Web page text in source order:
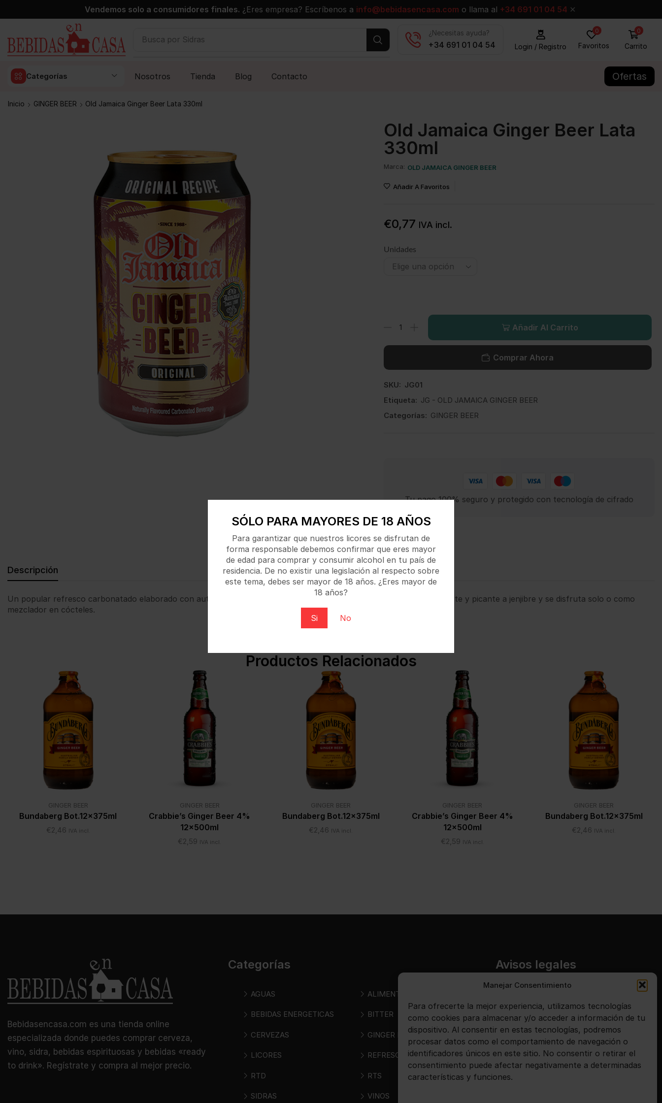
Manejar Consentimiento
Para ofrecerte la mejor experiencia, utilizamos tecnologías
como cookies para almacenar y/o acceder a información de tu
dispositivo. Al consentir en estas tecnologías, podremos
procesar datos como el comportamiento de navegación o
identificadores únicos en este sitio. No consentir o retirar el
consentimiento puede afectar negativamente a determinadas
características y funciones.
SÓLO PARA MAYORES DE 18 AÑOS
Para garantizar que nuestros licores se disfrutan de
forma responsable debemos confirmar que eres mayor
de edad para comprar y consumir alcohol en tu país de
residencia. De no existir una legislación al respecto sobre
este tema, debes ser mayor de 18 años. ¿Eres mayor de
18 años?
Si No
Vendemos solo a consumidores finales. ¿Eres empresa? Escríbenos a info@bebidasencasa.com o llama al +34 691 01 04 54 ✕
Busca por Sidras
¿Necesitas ayuda?
+34 691 01 04 54 Login / Registro
0
Favoritos
0
Carrito
Categorías Nosotros Tienda Blog Contacto Ofertas
Inicio GINGER BEER Old Jamaica Ginger Beer Lata 330ml
Old Jamaica Ginger Beer Lata
330ml
Marca: OLD JAMAICA GINGER BEER
Añadir A Favoritos
€0,77 IVA incl.
Unidades
Añadir Al Carrito
Comprar Ahora
SKU: JG01
Etiqueta: JG - OLD JAMAICA GINGER BEER
Categorías: GINGER BEER
Tu pago 100% seguro y protegido con tecnología de cifrado
Descripción
Un popular refresco carbonatado elaborado con auténtica raíz de jenjibre de Jamaica. Es conocido por su sabor fuerte y picante a jenjibre y se disfruta solo o como
mezclador en cócteles.
Productos Relacionados
GINGER BEER
Bundaberg Bot.12x375ml
€2,46 IVA incl.
GINGER BEER
Crabbie’s Ginger Beer 4%
12x500ml
€2,59 IVA incl.
GINGER BEER
Bundaberg Bot.12x375ml
€2,46 IVA incl.
GINGER BEER
Crabbie’s Ginger Beer 4%
12x500ml
€2,59 IVA incl.
GINGER BEER
Bundaberg Bot.12x375ml
€2,46 IVA incl.
Bebidasencasa.com es una tienda online
especializada donde puedes comprar cerveza,
vino, sidra, bebidas espirituosas y bebidas «ready
to drink». Regístrate y compra al mejor precio.
Categorías
AGUAS ALIMENTOS
BEBIDAS ENERGETICAS BITTER
CERVEZAS GINGER BEER
LICORES REFRESCOS
RTD RTS
SIDRAS VINOS
Avisos legales
Aviso legal
Política de privacidad
Política de cookies